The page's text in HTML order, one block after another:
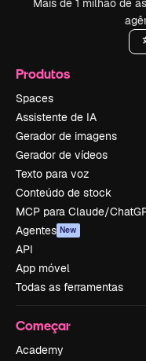
Mais de 1 milhão de
Produtos
Spaces
Assistente de IA
Gerador de imagens
Gerador de vídeos
Texto para voz
Conteúdo de stock
MCP para Claude/
Agentes New
API
App móvel
Todas as ferramentas
Começar
Academy